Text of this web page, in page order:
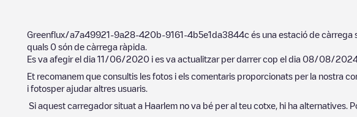
Greenflux/a7a49921-9a28-420b-9161-4b5e1da3844c és una estació de càrrega
quals 0 són de càrrega ràpida.
Es va afegir el dia 11/06/2020 i es va actualitzar per darrer cop el dia 08/08/
Et recomanem que consultis les fotos i els comentaris proporcionats per la nostra
i fotosper ajudar altres usuaris.
Si aquest carregador situat a Haarlem no va bé per al teu cotxe, hi ha alternatives.